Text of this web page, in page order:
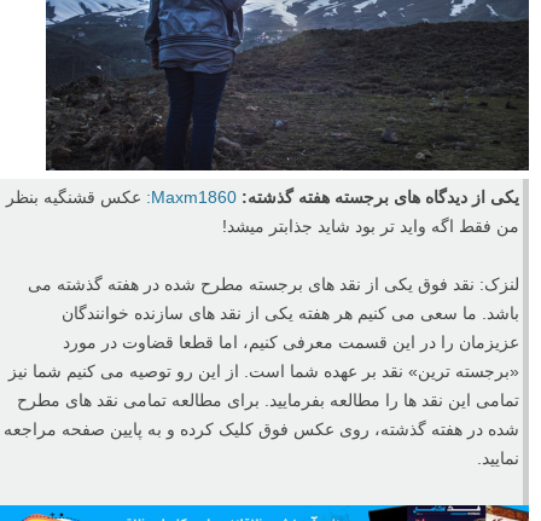
یکی از دیدگاه های برجسته هفته گذشته: Maxm1860:
عکس قشنگیه بنظر
من فقط اگه واید تر بود شاید جذابتر میشد!
لنزک: نقد فوق یکی از نقد های برجسته مطرح شده در هفته گذشته می
باشد. ما سعی می کنیم هر هفته یکی از نقد های سازنده خوانندگان
عزیزمان را در این قسمت معرفی کنیم، اما قطعا قضاوت در مورد
«برجسته ترین» نقد بر عهده شما است. از این رو توصیه می کنیم شما نیز
تمامی این نقد ها را مطالعه بفرمایید. برای مطالعه تمامی نقد های مطرح
شده در هفته گذشته، روی عکس فوق کلیک کرده و به پایین صفحه مراجعه
نمایید.